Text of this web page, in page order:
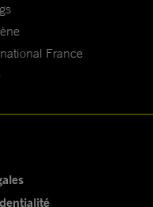
France